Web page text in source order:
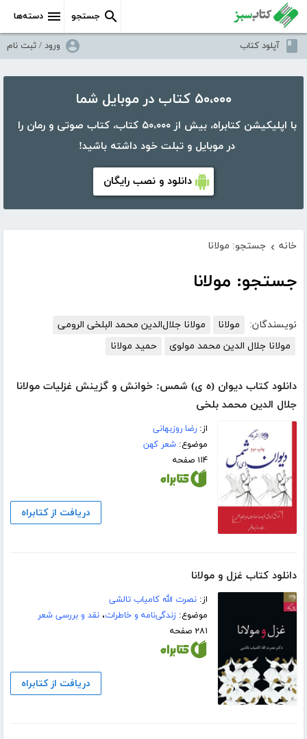
دسته‌ها جستجو
آپلود کتاب ورود / ثبت نام
۵۰،۰۰۰ کتاب در موبایل شما
با اپلیکیشن کتابراه، بیش از ۵۰،۰۰۰ کتاب، کتاب صوتی و رمان را
در موبایل و تبلت خود داشته باشید!
دانلود و نصب رایگان
خانه › جستجو: مولانا
جستجو: مولانا
نویسندگان: مولانا
مولانا جلال‌الدین محمد البلخی الرومی
مولانا جلال الدین محمد مولوی
حمید مولانا
دانلود کتاب دیوان (ه ی) شمس: خوانش و گزینش غزلیات مولانا
جلال الدین محمد بلخی
از:رضا روزبهانی
موضوع:شعر کهن
۱۱۴ صفحه
دریافت از کتابراه
دانلود کتاب غزل و مولانا
از:نصرت الله کامیاب تالشی
موضوع:زندگی‌نامه و خاطرات،نقد و بررسی شعر
۲۸۱ صفحه
دریافت از کتابراه